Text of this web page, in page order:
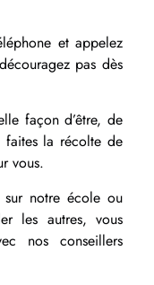
et appelez
pas dès
façon d’être, de
la récolte de
vous.
notre école ou
les autres, vous
nos conseillers